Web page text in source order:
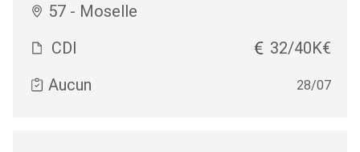
57 - Moselle
CDI
32/40K€
Aucun
28/07